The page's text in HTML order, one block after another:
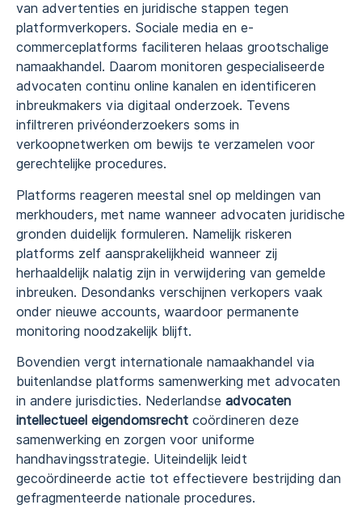
van advertenties en juridische stappen tegen
platformverkopers. Sociale media en e-
commerceplatforms faciliteren helaas grootschalige
namaakhandel. Daarom monitoren gespecialiseerde
advocaten continu online kanalen en identificeren
inbreukmakers via digitaal onderzoek. Tevens
infiltreren privéonderzoekers soms in
verkoopnetwerken om bewijs te verzamelen voor
gerechtelijke procedures.
Platforms reageren meestal snel op meldingen van
merkhouders, met name wanneer advocaten juridische
gronden duidelijk formuleren. Namelijk riskeren
platforms zelf aansprakelijkheid wanneer zij
herhaaldelijk nalatig zijn in verwijdering van gemelde
inbreuken. Desondanks verschijnen verkopers vaak
onder nieuwe accounts, waardoor permanente
monitoring noodzakelijk blijft.
Bovendien vergt internationale namaakhandel via
buitenlandse platforms samenwerking met advocaten
in andere jurisdicties. Nederlandse advocaten
intellectueel eigendomsrecht coördineren deze
samenwerking en zorgen voor uniforme
handhavingsstrategie. Uiteindelijk leidt
gecoördineerde actie tot effectievere bestrijding dan
gefragmenteerde nationale procedures.